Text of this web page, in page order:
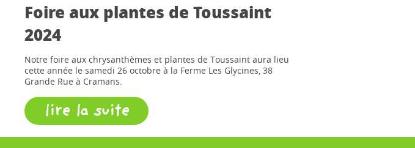
Foire aux plantes de Toussaint
2024
Notre foire aux chrysanthèmes et plantes de Toussaint aura lieu
cette année le samedi 26 octobre à la Ferme Les Glycines, 38
Grande Rue à Cramans.
lire la suite